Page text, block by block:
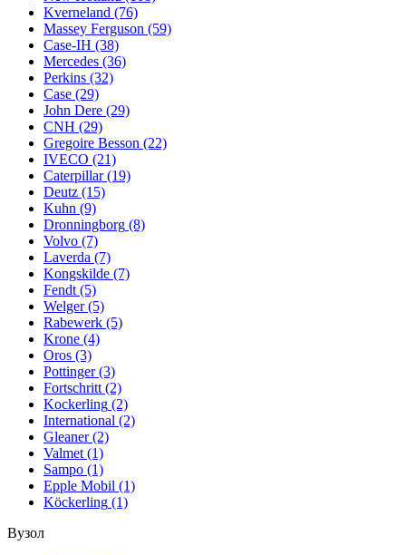
Kverneland (76)
Massey Ferguson (59)
Case-IH (38)
Mercedes (36)
Perkins (32)
Case (29)
John Dere (29)
CNH (29)
Gregoire Besson (22)
IVECO (21)
Caterpillar (19)
Deutz (15)
Kuhn (9)
Dronningborg (8)
Volvo (7)
Laverda (7)
Kongskilde (7)
Fendt (5)
Welger (5)
Rabewerk (5)
Krone (4)
Oros (3)
Pottinger (3)
Fortschritt (2)
Kockerlіng (2)
International (2)
Gleaner (2)
Valmet (1)
Sampo (1)
Epple Mobil (1)
Köckerling (1)
Вузол